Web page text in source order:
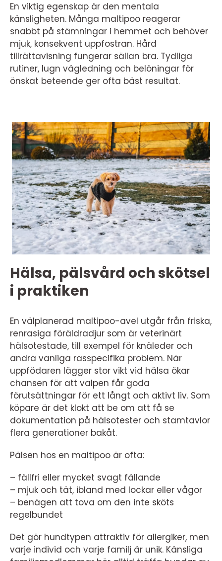
En viktig egenskap är den mentala
känsligheten. Många maltipoo reagerar
snabbt på stämningar i hemmet och behöver
mjuk, konsekvent uppfostran. Hård
tillrättavisning fungerar sällan bra. Tydliga
rutiner, lugn vägledning och belöningar för
önskat beteende ger ofta bäst resultat.
Hälsa, pälsvård och skötsel
i praktiken
En välplanerad maltipoo-avel utgår från friska,
renrasiga föräldradjur som är veterinärt
hälsotestade, till exempel för knäleder och
andra vanliga rasspecifika problem. När
uppfödaren lägger stor vikt vid hälsa ökar
chansen för att valpen får goda
förutsättningar för ett långt och aktivt liv. Som
köpare är det klokt att be om att få se
dokumentation på hälsotester och stamtavlor
flera generationer bakåt.
Pälsen hos en maltipoo är ofta:
– fällfri eller mycket svagt fällande
– mjuk och tät, ibland med lockar eller vågor
– benägen att tova om den inte sköts
regelbundet
Det gör hundtypen attraktiv för allergiker, men
varje individ och varje familj är unik. Känsliga